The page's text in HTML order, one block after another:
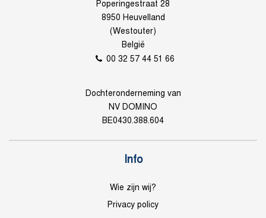
Poperingestraat 28
8950 Heuvelland
(Westouter)
België
00 32 57 44 51 66
Dochteronderneming van
NV DOMINO
BE0430.388.604
Info
Wie zijn wij?
Privacy policy